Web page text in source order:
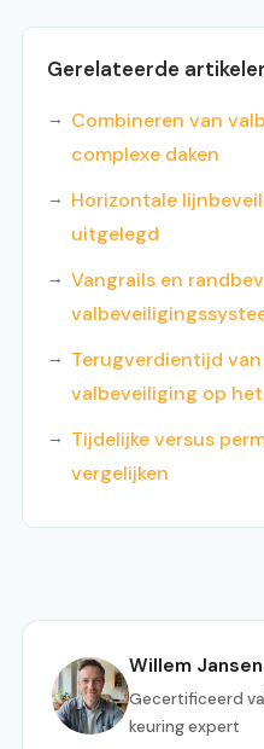
Gerelateerde
Combineren van
complexe daken
Horizontale
uitgelegd
Vangrails en
Terugverdientijd
valbeveiliging op
Tijdelijke versus
vergelijken
Willem Jansen
Gecertificeerd
keuring expert